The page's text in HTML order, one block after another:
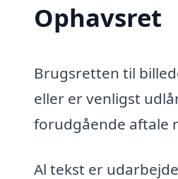
Ophavsret
Brugsretten til
eller er venligst
forudgående aftale
Al tekst er